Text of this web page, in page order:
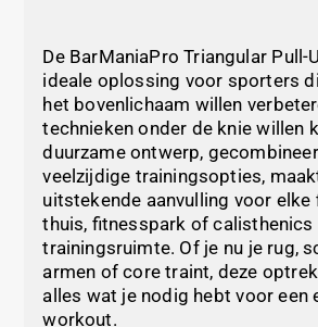
De BarManiaPro Triangular Pull-
ideale oplossing voor sporters
het bovenlichaam willen
technieken onder de knie willen
duurzame ontwerp,
veelzijdige trainingsopties,
uitstekende aanvulling voor
thuis, fitnesspark of calisthenics
trainingsruimte. Of je nu je rug,
armen of core traint, deze
alles wat je nodig hebt voor een
workout.